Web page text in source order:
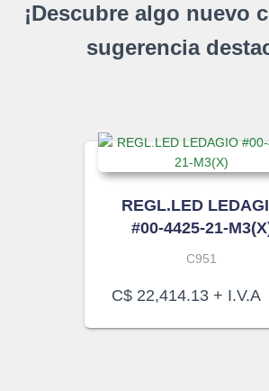
¡Descubre algo nuevo
sugerencia
REGL.LED
#00-4425-21-
C951
C$ 22,414.13 + I.V.A